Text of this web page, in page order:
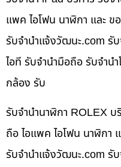
แพค ไอโฟน นาฬิกา และ ข
รับจํานําแจ้งวัฒนะ.com รั
ไอที รับจำนำมือถือ รับจำน
กล้อง รับ
รับจำนำนาฬิกา ROLEX บ
ถือ ไอแพค ไอโฟน นาฬิกา
รับจํานําแจ้งวัฒนะ.com รั